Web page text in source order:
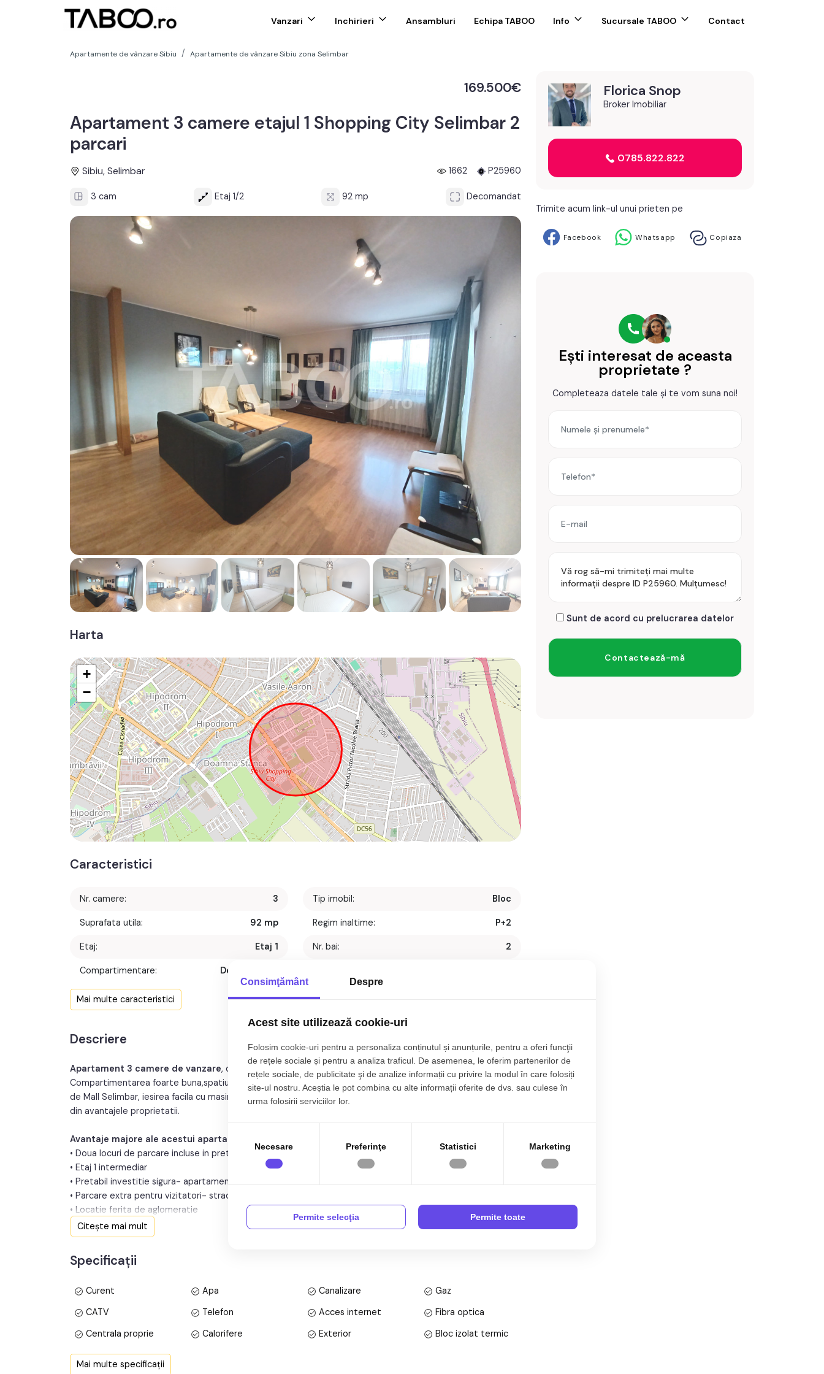
Vanzari Inchirieri Ansambluri Echipa TABOO Info Sucursale TABOO Contact
Apartamente de vânzare Sibiu Apartamente de vânzare Sibiu zona Selimbar
169.500€
Apartament 3 camere etajul 1 Shopping City Selimbar 2
parcari
Sibiu, Selimbar 1662 P25960
3 cam Etaj 1/2 92 mp Decomandat
Harta
+
−
Caracteristici
Nr. camere: 3
Suprafata utila: 92 mp
Etaj: Etaj 1
Compartimentare: Decomandat
Tip imobil: Bloc
Regim inaltime: P+2
Nr. bai: 2
Confort: 1
1
Nr. balcoane:
Nr. parcari: 2
An constructie:
Structura:
Orientare: Sud
Mai multe caracteristici
Descriere
Apartament 3 camere de vanzare, decomandat, 92 mp, zona Selimbar, Sibiu.
Compartimentarea foarte buna,spatiul generos, orientarea catre Soare, zona retrasa si proximitatea fata
de Mall Selimbar, iesirea facila cu masina si statia de autobuz la 200 de metri de apartament, sunt cateva
din avantajele proprietatii.
Avantaje majore ale acestui apartament:
• Doua locuri de parcare incluse in pret
• Etaj 1 intermediar
• Pretabil investitie sigura- apartamentul este inchiriat momentan
• Parcare extra pentru vizitatori- strada este retrasa si linistita
• Locatie ferita de aglomeratie
TABOO Imobiliare propune un apartament de vanzare cu 3 camere, decomandat, situat in localitatea Sibiu,
constructiei 2008, structura caramida. Suprafata utila de 92 mp + balcon de 18 mp.
Apartamentul este structurat astfel:
• Hol la intrare de compartimentare;
• Baie cu cada si geam de aerisire naturala;
• Dormitor cu pat matrimonial;
Citește mai mult
Specificații
Curent Apa Canalizare
Gaz
CATV
Telefon Acces internet
Fibra optica
Centrala proprie
Calorifere Exterior
Bloc izolat termic
Vopsea lavabila
Mai multe specificații
Florica Snop
Broker Imobiliar
0785.822.822
Trimite acum link-ul unui prieten pe
Facebook Whatsapp Copiaza
Ești interesat de aceasta
proprietate ?
Completeaza datele tale și te vom suna noi!
Sunt de acord cu prelucrarea datelor
Consimţământ Despre
Acest site utilizează cookie-uri
Folosim cookie-uri pentru a personaliza conținutul și anunțurile, pentru a oferi funcţii
de rețele sociale și pentru a analiza traficul. De asemenea, le oferim partenerilor de
rețele sociale, de publicitate şi de analize informații cu privire la modul în care folosiți
site-ul nostru. Aceștia le pot combina cu alte informații oferite de dvs. sau culese în
urma folosirii serviciilor lor.
Necesare Preferinţe Statistici Marketing
Permite selecţia Permite toate